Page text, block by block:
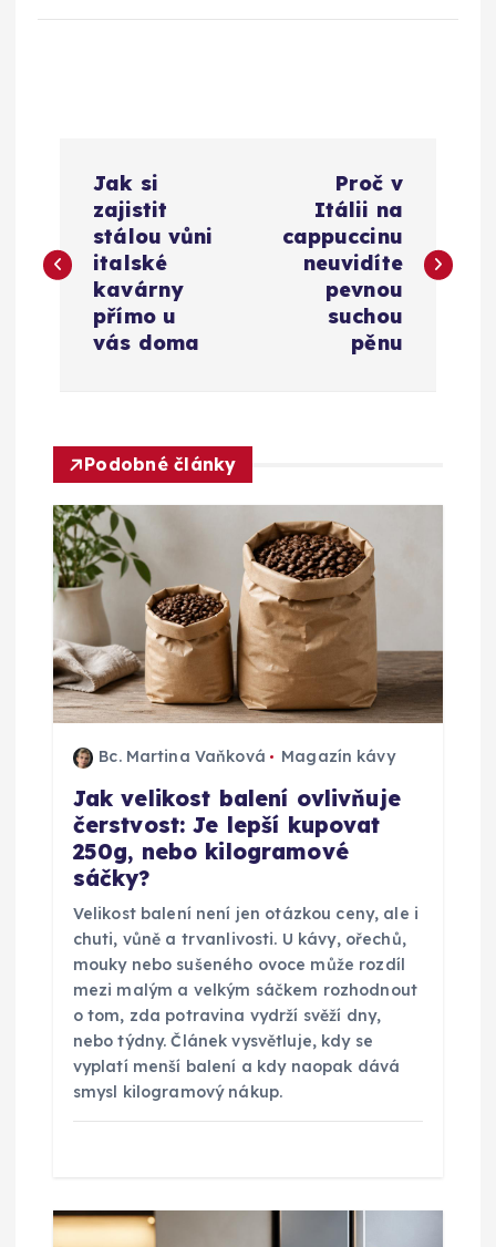
v
a
c
e
p
r
o
k
Jak si
zajistit
stálou vůni
italské
kavárny
přímo u
vás doma
Proč v
Itálii na
cappuccinu
neuvidíte
pevnou
suchou
pěnu
Podobné články
Bc. Martina Vaňková Magazín kávy
Jak velikost balení ovlivňuje
čerstvost: Je lepší kupovat
250g, nebo kilogramové
sáčky?
Velikost balení není jen otázkou ceny, ale i
chuti, vůně a trvanlivosti. U kávy, ořechů,
mouky nebo sušeného ovoce může rozdíl
mezi malým a velkým sáčkem rozhodnout
o tom, zda potravina vydrží svěží dny,
nebo týdny. Článek vysvětluje, kdy se
vyplatí menší balení a kdy naopak dává
smysl kilogramový nákup.